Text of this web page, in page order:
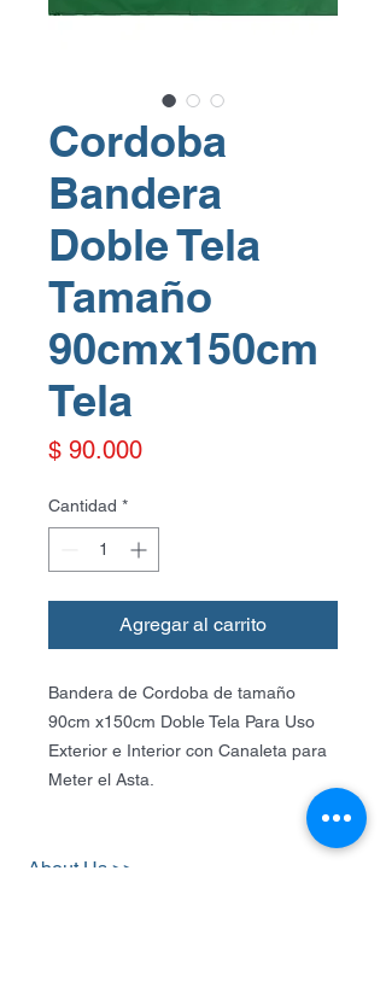
Cordoba
Bandera
Doble Tela
Tamaño
90cmx150cm
Tela
$ 90.000Precio
Cantidad *
Agregar al carrito
Bandera de Cordoba de tamaño
90cm x150cm Doble Tela Para Uso
Exterior e Interior con Canaleta para
Meter el Asta.
About Us >>